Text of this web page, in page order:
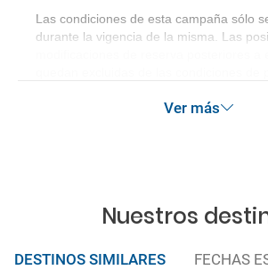
¿Qué hago si el traslado contratado
al hotel o viceversa no ha aparecido?
Las condiciones de esta campaña sólo
durante la vigencia de la misma. Las
Ver más
Nuestros
DESTINOS SIMILARES FECHAS